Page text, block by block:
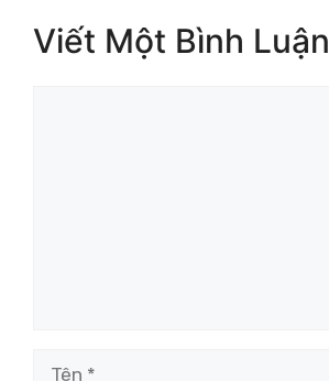
Viết Một Bình Luận